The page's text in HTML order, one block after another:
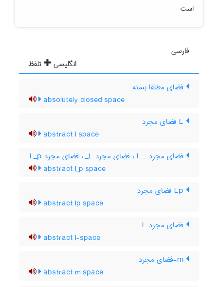
است
فارسی
انگلیسی
تلفظ
فضای مطلقا بسته
absolutely closed space
abstract l space
فضای مجرد ـ L‌ ، فضای مجرد L‌_ ، فضای مجرد L‌_‌p
abstract l_p space
abstract lp space
فضای مجرد L
abstract l-space
abstract m space